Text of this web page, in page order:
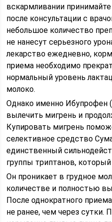
вскармливании
после консультации с
небольшое количество
не нанесут серьезного
лекарство ежедневно,
приема необходимо
нормальный уровень
молоко.
Однако именно Ибупрофен
вылечить мигрень и
Купировать мигрень
селективное средство
единственный
группы триптанов,
Он проникает в грудное
количестве и полностью
После однократного
не ранее, чем через сутки.